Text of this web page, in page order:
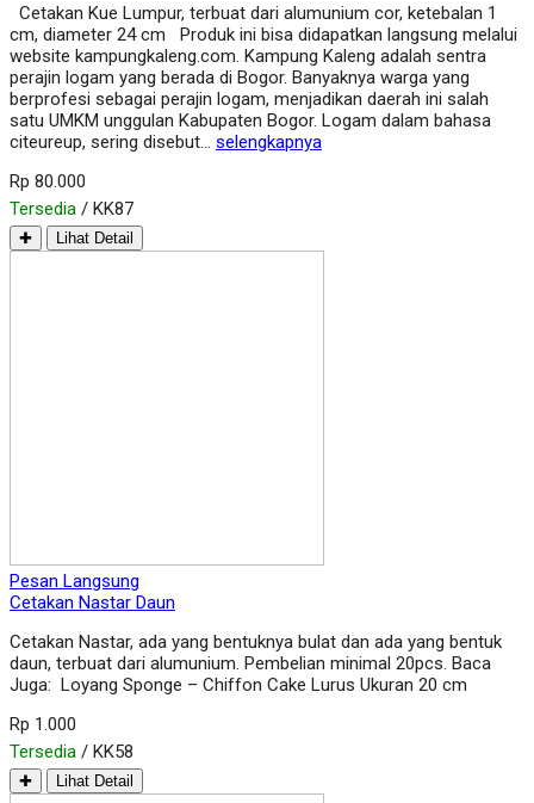
Cetakan Kue Lumpur, terbuat dari alumunium cor, ketebalan 1
cm, diameter 24 cm Produk ini bisa didapatkan langsung melalui
website kampungkaleng.com. Kampung Kaleng adalah sentra
perajin logam yang berada di Bogor. Banyaknya warga yang
berprofesi sebagai perajin logam, menjadikan daerah ini salah
satu UMKM unggulan Kabupaten Bogor. Logam dalam bahasa
citeureup, sering disebut… selengkapnya
Rp 80.000
Tersedia / KK87
✚ Lihat Detail
Pesan Langsung
Cetakan Nastar Daun
Cetakan Nastar, ada yang bentuknya bulat dan ada yang bentuk
daun, terbuat dari alumunium. Pembelian minimal 20pcs. Baca
Juga: Loyang Sponge – Chiffon Cake Lurus Ukuran 20 cm
Rp 1.000
Tersedia / KK58
✚ Lihat Detail